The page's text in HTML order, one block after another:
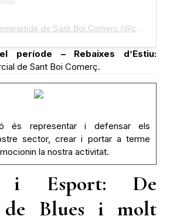
de Sant Boi Comerç.
és representar i defensar els
sector, crear i portar a terme
i Esport: De
de Blues i molt